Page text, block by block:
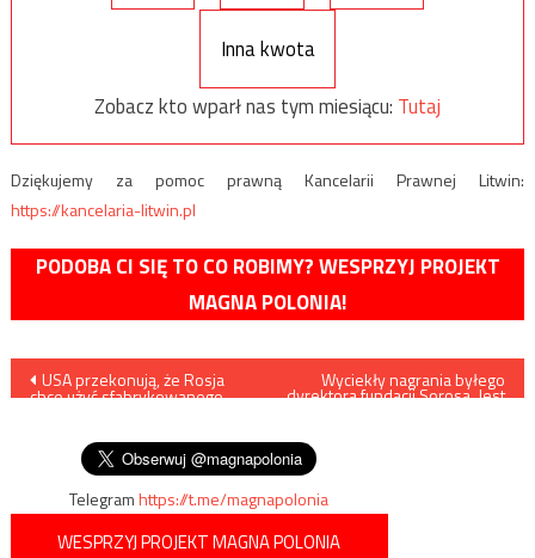
Inna kwota
Zobacz kto wparł nas tym miesiącu: Tutaj
Dziękujemy za pomoc prawną Kancelarii Prawnej Litwin:
https://kancelaria-litwin.pl
PODOBA CI SIĘ TO CO ROBIMY? WESPRZYJ PROJEKT
MAGNA POLONIA!
Nawigacja
USA przekonują, że Rosja
chce użyć sfabrykowanego
Wyciekły nagrania byłego
dyrektora fundacji Sorosa. Jest
Telegramhttps://t.me/magnapolonia
WESPRZYJ PROJEKT MAGNA POLONIA